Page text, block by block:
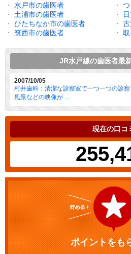
・ 水戸市の歯医者 ・
・
土浦市の歯医者 ・
・
ひたちなか市の歯医者 ・
・
筑西市の歯医者 ・
JR水戸線の歯医者最
2007/10/05
村井歯科：清潔な診察室で一つ一つの診
風景などの映像が ...
現在の口コ
ポイントをも